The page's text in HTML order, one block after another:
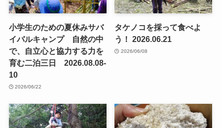
小学生のための夏休みサバ
イバルキャンプ 自然の中
で、自立心と協力する力を
育む二泊三日 2026.08.08-
10
2026/06/22
タケノコを採って食べよ
う！ 2026.06.21
2026/06/08